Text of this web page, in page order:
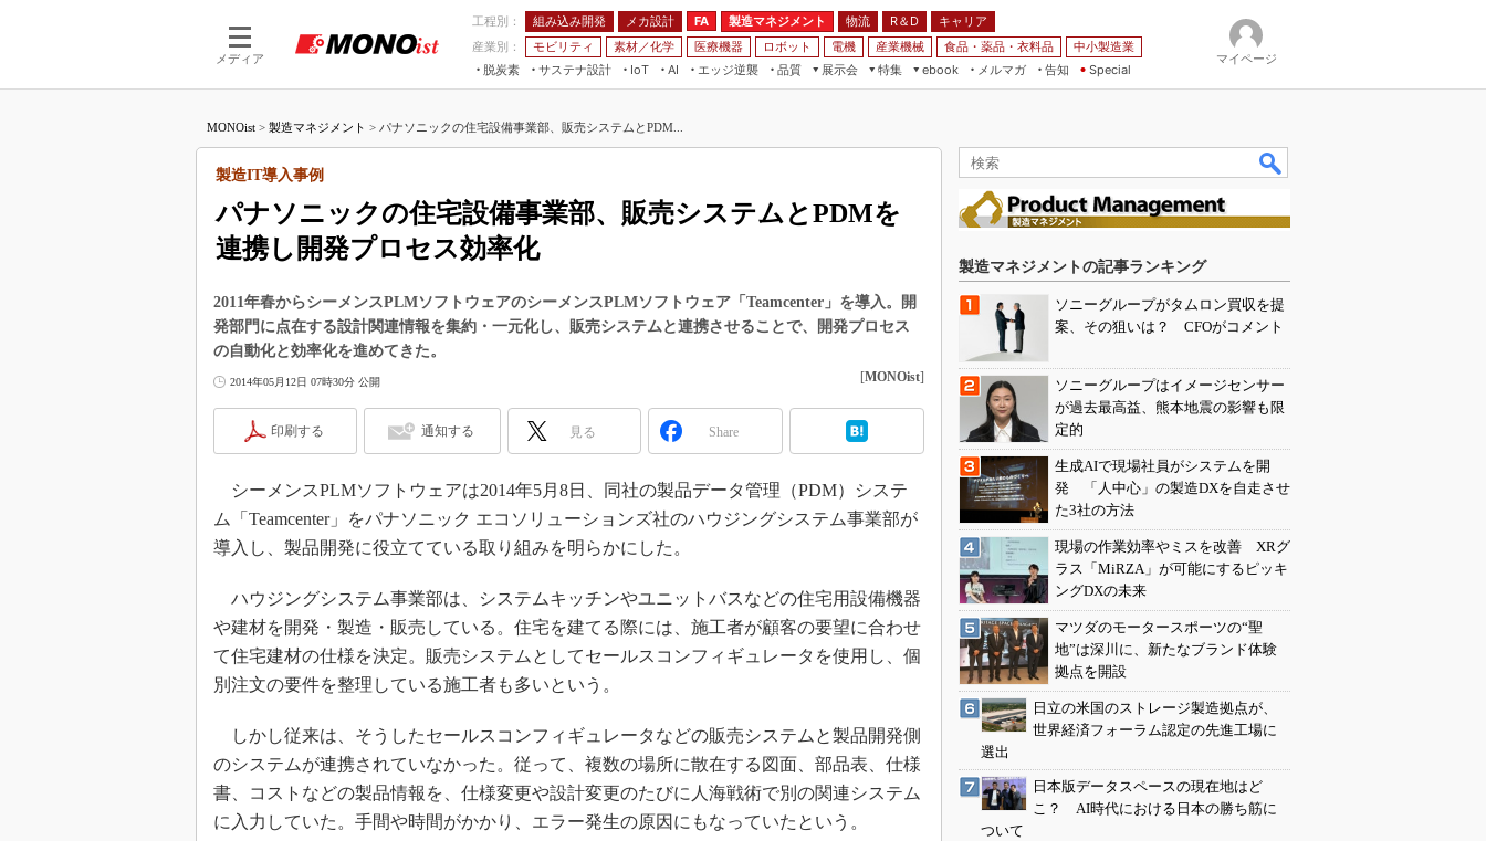
メディア
工程別： 組み込み開発 メカ設計 FA 製造マネジメント 物流 R＆D
キャリア
産業別：
モビリティ 素材／化学 医療機器 ロボット 電機 産業機械 食品・薬品・衣料品
中小製造業
脱炭素
サステナ設計
IoT
つながる工場
AI
AI×設備保全
エッジ逆襲 品質
展示会
JIMTOF
IIFES
TECHNO-FRONTIER
EdgeTech+
日本ものづくりワールド
AUTOMOTIVE WORLD
産業オープンネット展
特集
つながるクルマ
VR／AR
組み込み画像技術
組み込みモデリング
ISO26262
3Dプリンタ
インダストリー4.0
イノベーション
植物工場
知財マネジメント
海外生産
ebook
メルマガ
告知 Special
マイページ
MONOist > 製造マネジメント > パナソニックの住宅設備事業部、販売システムとPDM...
パナソニックの住宅設備事業部、販売システムとPDMを
連携し開発プロセス効率化
製造IT導入事例
2011年春からシーメンスPLMソフトウェアのシーメンスPLMソフトウェア「Teamcenter」を導入。開
発部門に点在する設計関連情報を集約・一元化し、販売システムと連携させることで、開発プロセス
の自動化と効率化を進めてきた。
2014年05月12日 07時30分 公開 [MONOist]
印刷する 通知する 見る Share
シーメンスPLMソフトウェアは2014年5月8日、同社の製品データ管理（PDM）システ
ム「Teamcenter」をパナソニック エコソリューションズ社のハウジングシステム事業部が
導入し、製品開発に役立てている取り組みを明らかにした。
ハウジングシステム事業部は、システムキッチンやユニットバスなどの住宅用設備機器
や建材を開発・製造・販売している。住宅を建てる際には、施工者が顧客の要望に合わせ
て住宅建材の仕様を決定。販売システムとしてセールスコンフィギュレータを使用し、個
別注文の要件を整理している施工者も多いという。
しかし従来は、そうしたセールスコンフィギュレータなどの販売システムと製品開発側
のシステムが連携されていなかった。従って、複数の場所に散在する図面、部品表、仕様
書、コストなどの製品情報を、仕様変更や設計変更のたびに人海戦術で別の関連システム
に入力していた。手間や時間がかかり、エラー発生の原因にもなっていたという。
製造マネジメントの記事ランキング
ソニーグループがタムロン買収を提
案、その狙いは？ CFOがコメント
ソニーグループはイメージセンサー
が過去最高益、熊本地震の影響も限
定的
生成AIで現場社員がシステムを開
発 「人中心」の製造DXを自走させ
た3社の方法
現場の作業効率やミスを改善 XRグ
ラス「MiRZA」が可能にするピッキ
ングDXの未来
マツダのモータースポーツの“聖
地”は深川に、新たなブランド体験
拠点を開設
日立の米国のストレージ製造拠点が、
世界経済フォーラム認定の先進工場に
選出
日本版データスペースの現在地はど
こ？ AI時代における日本の勝ち筋に
ついて